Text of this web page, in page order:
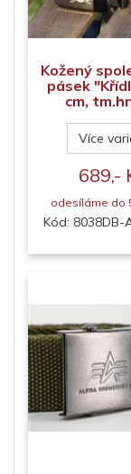
Kožený
pásek
cm,
Více
689,-
odesíláme do
Kód: 8038DB-